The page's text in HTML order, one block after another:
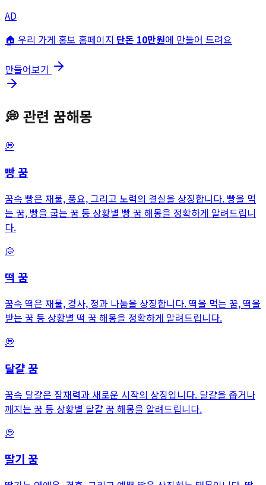
AD
🏠 우리 가게 홍보 홈페이지 단돈 10만원에 만들어 드려요
만들어보기
💭 관련 꿈해몽
💭
빵 꿈
꿈속 빵은 재물, 풍요, 그리고 노력의 결실을 상징합니다. 빵을 먹
는 꿈, 빵을 굽는 꿈 등 상황별 빵 꿈 해몽을 정확하게 알려드립니
다.
💭
떡 꿈
꿈속 떡은 재물, 경사, 정과 나눔을 상징합니다. 떡을 먹는 꿈, 떡을
받는 꿈 등 상황별 떡 꿈 해몽을 정확하게 알려드립니다.
💭
달걀 꿈
꿈속 달걀은 잠재력과 새로운 시작의 상징입니다. 달걀을 줍거나
깨지는 꿈 등 상황별 달걀 꿈 해몽을 알려드립니다.
💭
딸기 꿈